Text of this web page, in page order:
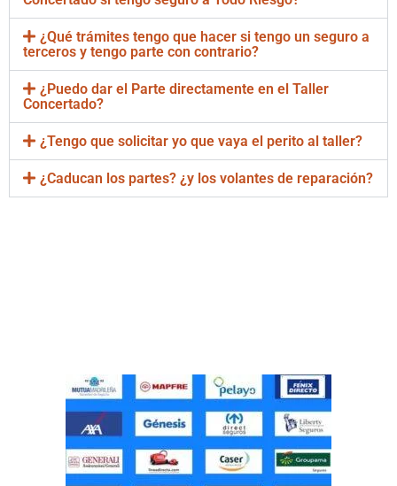
¿Qué trámites tengo que hacer si tengo un seguro a
terceros y tengo parte con contrario?
¿Puedo dar el Parte directamente en el Taller
Concertado?
¿Tengo que solicitar yo que vaya el perito al taller?
¿Caducan los partes? ¿y los volantes de reparación?